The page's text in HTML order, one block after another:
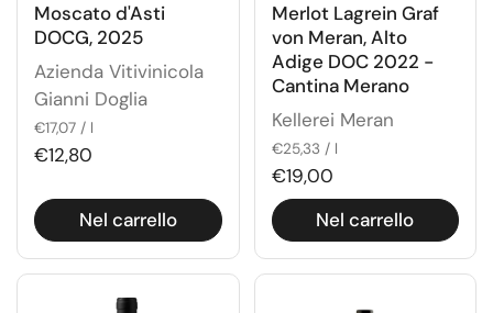
Moscato d'Asti
DOCG, 2025
Azienda Vitivinicola
Gianni Doglia
€17,07 / l
€12,80
Nel carrello
Merlot Lagrein Graf
von Meran, Alto
Adige DOC 2022 -
Cantina Merano
Kellerei Meran
€25,33 / l
€19,00
Nel carrello